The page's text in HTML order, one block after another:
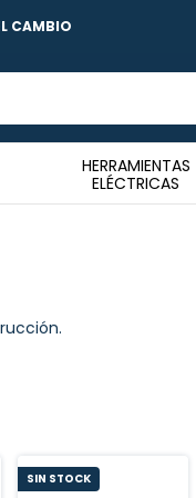
CAMBIO
HERRAMIENTAS
ELÉCTRICAS
SIN STOCK